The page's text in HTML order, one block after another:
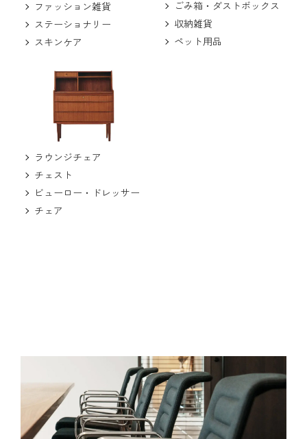
ファッション雑貨
ステーショナリー
スキンケア
ごみ箱・ダストボックス
収納雑貨
ペット用品
ラウンジチェア
チェスト
ビューロー・ドレッサー
チェア